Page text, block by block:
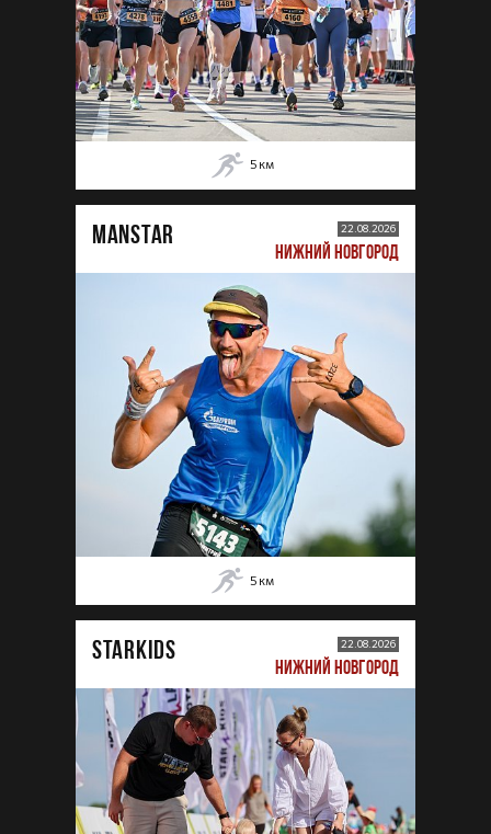
5 км
MANSTAR 22.08.2026
НИЖНИЙ НОВГОРОД
5 км
STARKIDS 22.08.2026
НИЖНИЙ НОВГОРОД